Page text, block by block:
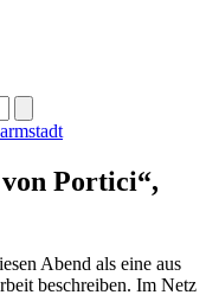
Portici“,
Abend als eine aus
beschreiben. Im Netz